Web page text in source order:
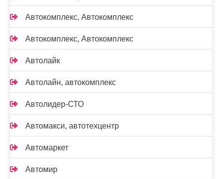
Автокомплекс, Автокомплекс
Автокомплекс, Автокомплекс
Автолайк
Автолайн, автокомплекс
Автолидер-СТО
Автомакси, автотехцентр
Автомаркет
Автомир